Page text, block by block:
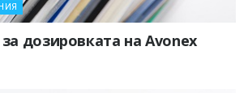
дозировката на Avonex